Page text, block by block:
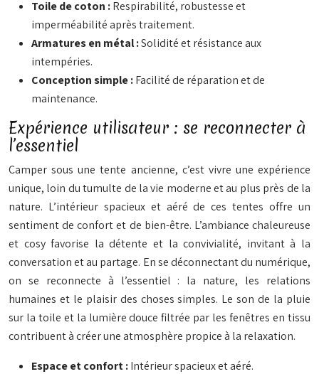
Toile de coton :Respirabilité, robustesse et
imperméabilité après traitement.
Armatures en métal :Solidité et résistance aux
intempéries.
Conception simple :Facilité de réparation et de
maintenance.
Expérience utilisateur : se reconnecter à
l’essentiel
Camper sous une tente ancienne, c’est vivre une expérience
unique, loin du tumulte de la vie moderne et au plus près de la
nature. L’intérieur spacieux et aéré de ces tentes offre un
sentiment de confort et de bien-être. L’ambiance chaleureuse
et cosy favorise la détente et la convivialité, invitant à la
conversation et au partage. En se déconnectant du numérique,
on se reconnecte à l’essentiel : la nature, les relations
humaines et le plaisir des choses simples. Le son de la pluie
sur la toile et la lumière douce filtrée par les fenêtres en tissu
contribuent à créer une atmosphère propice à la relaxation.
Espace et confort :Intérieur spacieux et aéré.